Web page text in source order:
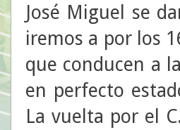
José Miguel se
iremos a por los
que conducen a
en perfecto
La vuelta por el